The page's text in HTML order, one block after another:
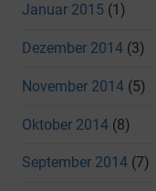
Januar 2015 (1)
Dezember 2014 (3)
November 2014 (5)
Oktober 2014 (8)
September 2014 (7)